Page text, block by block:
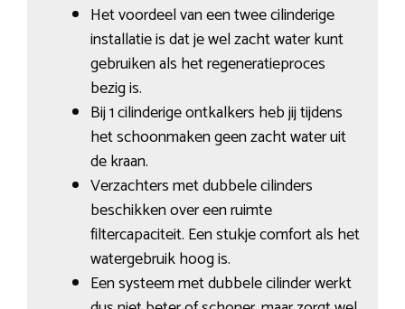
Het voordeel van een twee cilinderige
installatie is dat je wel zacht water kunt
gebruiken als het regeneratieproces
bezig is.
Bij 1 cilinderige ontkalkers heb jij tijdens
het schoonmaken geen zacht water uit
de kraan.
Verzachters met dubbele cilinders
beschikken over een ruimte
filtercapaciteit. Een stukje comfort als het
watergebruik hoog is.
Een systeem met dubbele cilinder werkt